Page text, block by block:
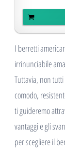
I berretti
irrinunciabile
Tuttavia, non
comodo,
ti guideremo
vantaggi e gli
per scegliere il